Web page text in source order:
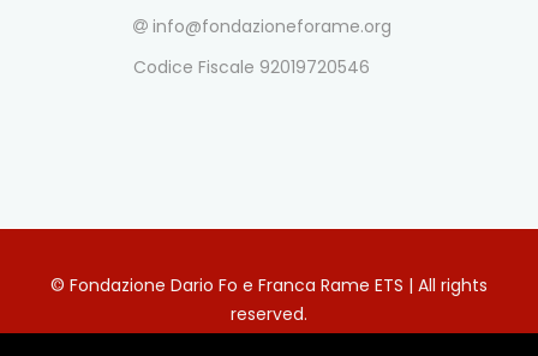
info@fondazioneforame.org
Codice Fiscale 92019720546
© Fondazione Dario Fo e Franca Rame ETS | All rights
reserved.